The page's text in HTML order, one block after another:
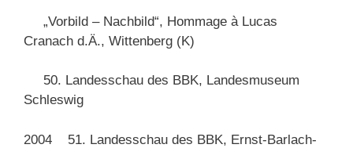
„Vorbild – Nachbild“, Hommage à Lucas
Cranach d.Ä., Wittenberg (K)
50. Landesschau des BBK, Landesmuseum
Schleswig
2004 51. Landesschau des BBK, Ernst-Barlach-